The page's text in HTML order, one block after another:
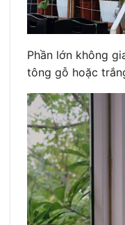
Phần lớn không
tông gỗ hoặc